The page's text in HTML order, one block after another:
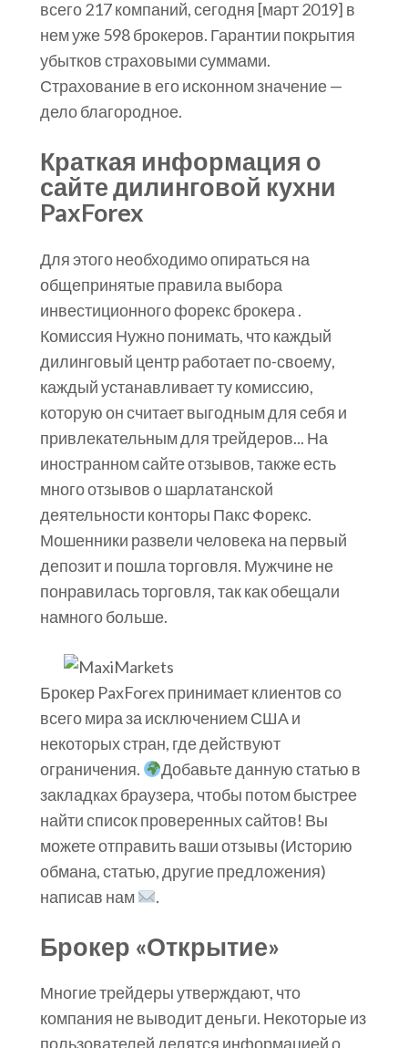
всего 217 компаний, сегодня [март 2019] в
нем уже 598 брокеров. Гарантии покрытия
убытков страховыми суммами.
Страхование в его исконном значение —
дело благородное.
Краткая информация о
сайте дилинговой кухни
PaxForex
Для этого необходимо опираться на
общепринятые правила выбора
инвестиционного форекс брокера .
Комиссия Нужно понимать, что каждый
дилинговый центр работает по-своему,
каждый устанавливает ту комиссию,
которую он считает выгодным для себя и
привлекательным для трейдеров... На
иностранном сайте отзывов, также есть
много отзывов о шарлатанской
деятельности конторы Пакс Форекс.
Мошенники развели человека на первый
депозит и пошла торговля. Мужчине не
понравилась торговля, так как обещали
намного больше.
Брокер PaxForex принимает клиентов со
всего мира за исключением США и
некоторых стран, где действуют
ограничения.
Добавьте данную статью в
закладках браузера, чтобы потом быстрее
найти список проверенных сайтов! Вы
можете отправить ваши отзывы (Историю
обмана, статью, другие предложения)
написав нам
.
Брокер «Открытие»
Многие трейдеры утверждают, что
компания не выводит деньги. Некоторые из
пользователей делятся информацией о